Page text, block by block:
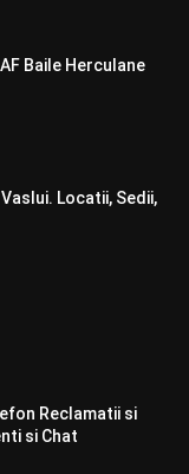
Baile Herculane
Locatii, Sedii,
Reclamatii si
si Chat